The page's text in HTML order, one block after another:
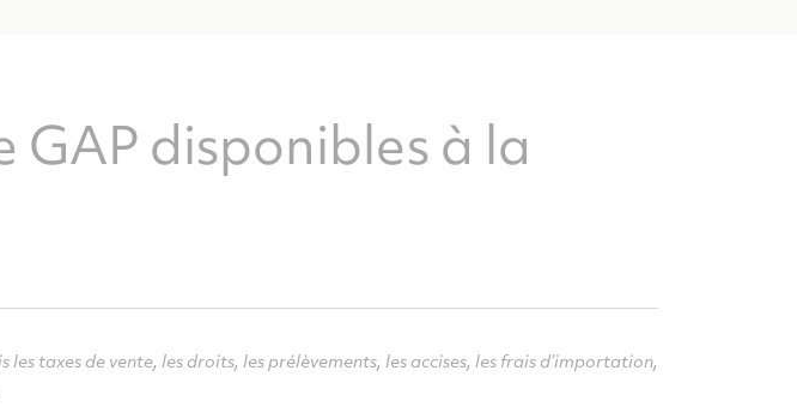
GAP disponibles à la
taxes de vente, les droits, les prélèvements, les accises, les frais d’importation,